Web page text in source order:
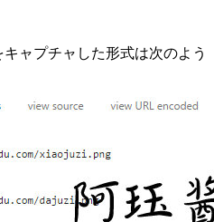
ャプチャした形式は次のよう